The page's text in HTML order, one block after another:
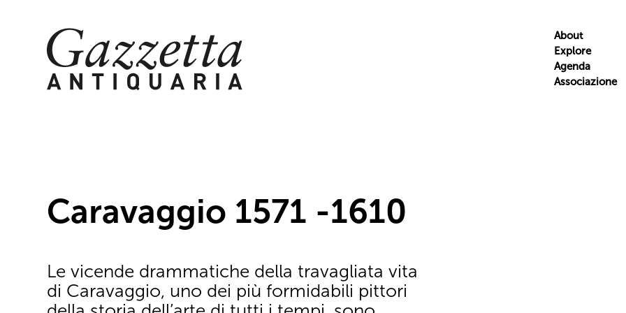
Skip
to
content
About
Explore
Agenda
Associazione
Caravaggio 1571 -1610
Le vicende drammatiche della travagliata vita
di Caravaggio, uno dei più formidabili pittori